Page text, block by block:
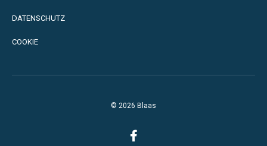
DATENSCHUTZ
COOKIE
© 2026 Blaas